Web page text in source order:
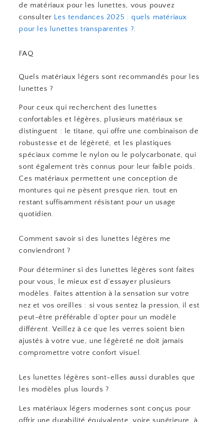
de matériaux pour les lunettes, vous pouvez
consulter Les tendances 2025 : quels matériaux
pour les lunettes transparentes ?.
FAQ
Quels matériaux légers sont recommandés pour les
lunettes ?
Pour ceux qui recherchent des lunettes
confortables et légères, plusieurs matériaux se
distinguent : le titane, qui offre une combinaison de
robustesse et de légèreté, et les plastiques
spéciaux comme le nylon ou le polycarbonate, qui
sont également très connus pour leur faible poids.
Ces matériaux permettent une conception de
montures qui ne pèsent presque rien, tout en
restant suffisamment résistant pour un usage
quotidien.
Comment savoir si des lunettes légères me
conviendront ?
Pour déterminer si des lunettes légères sont faites
pour vous, le mieux est d’essayer plusieurs
modèles. Faites attention à la sensation sur votre
nez et vos oreilles : si vous sentez la pression, il est
peut-être préférable d’opter pour un modèle
différent. Veillez à ce que les verres soient bien
ajustés à votre vue, une légèreté ne doit jamais
compromettre votre confort visuel.
Les lunettes légères sont-elles aussi durables que
les modèles plus lourds ?
Les matériaux légers modernes sont conçus pour
offrir une durabilité équivalente, voire supérieure, à